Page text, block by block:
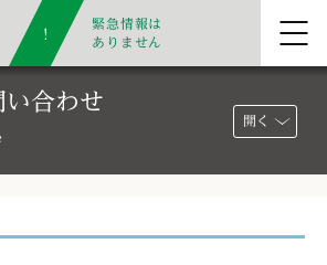
緊急情報は
ありません
合わせ
開く